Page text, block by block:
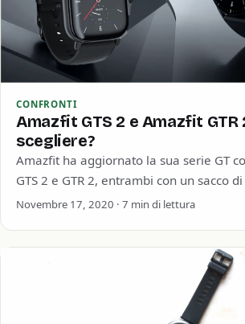
CONFRONTI
Amazfit GTS 2 e Amazfit GTR
scegliere?
Amazfit ha aggiornato la sua serie GT
GTS 2 e GTR 2, entrambi con un sacco
funzionalità…
Novembre 17, 2020 · 7 min di lettura